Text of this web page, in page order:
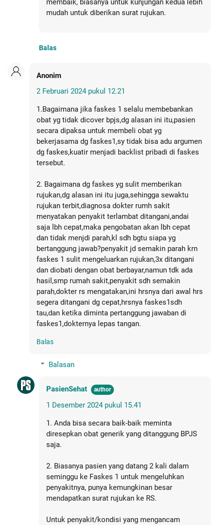
membaik, biasanya untuk kunjungan kedua lebih
mudah untuk diberikan surat rujukan.
Balas
Anonim
2 Februari 2024 pukul 12.21
1.Bagaimana jika faskes 1 selalu membebankan
obat yg tidak dicover bpjs,dg alasan ini itu,pasien
secara dipaksa untuk membeli obat yg
bekerjasama dg faskes1,sy tidak bisa adu argumen
dg faskes,kuatir menjadi backlist pribadi di faskes
tersebut.
2. Bagaimana dg faskes yg sulit memberikan
rujukan,dg alasan ini itu juga,sehingga sewaktu
rujukan terbit,diagnosa dokter rumh sakit
menyatakan penyakit terlambat ditangani,andai
saja lbh cepat,maka pengobatan akan lbh cepat
dan tidak menjdi parah,kl sdh bgtu siapa yg
bertanggung jawab?penyakit jd semakin parah krn
faskes 1 sulit mengeluarkan rujukan,3x ditangani
dan diobati dengan obat berbayar,namun tdk ada
hasil,smp rumah sakit,penyakit sdh semakin
parah,dokter rs mengatakan,ini hrsnya dari awal hrs
segera ditangani dg cepat,hrsnya faskes1sdh
tau,dan ketika diminta pertanggung jawaban di
faskes1,dokternya lepas tangan.
Balas
Balasan
PasienSehat
1 Desember 2024 pukul 15.41
1. Anda bisa secara baik-baik meminta
diresepkan obat generik yang ditanggung BPJS
saja.
2. Biasanya pasien yang datang 2 kali dalam
seminggu ke Faskes 1 untuk mengeluhkan
penyakitnya, punya kemungkinan besar
mendapatkan surat rujukan ke RS.
Untuk penyakit/kondisi yang mengancam